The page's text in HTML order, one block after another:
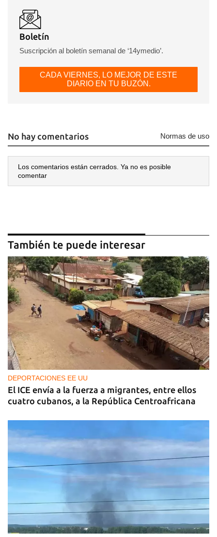
Boletín
Suscripción al boletín semanal de ‘14ymedio’.
CADA VIERNES, LO MEJOR DE ESTE
DIARIO EN TU BUZÓN.
No hay comentarios Normas de uso
Los comentarios están cerrados. Ya no es posible
comentar
También te puede interesar
DEPORTACIONES EE UU
El ICE envía a la fuerza a migrantes, entre ellos
cuatro cubanos, a la República Centroafricana